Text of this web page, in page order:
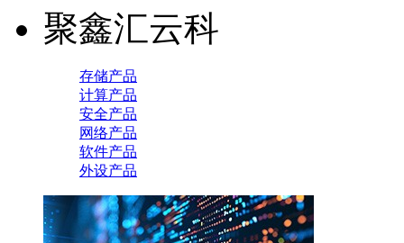
聚鑫汇云科
存储产品
计算产品
安全产品
网络产品
软件产品
外设产品